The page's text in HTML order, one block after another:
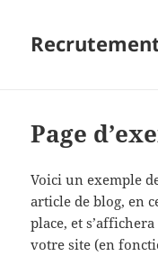
Page
Voici un exemple
article de blog, en
place, et
votre site (en